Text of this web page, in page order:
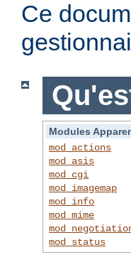
Ce
Modules
mod_actions
mod_asis
mod_cgi
mod_imagemap
mod_info
mod_mime
mod_status